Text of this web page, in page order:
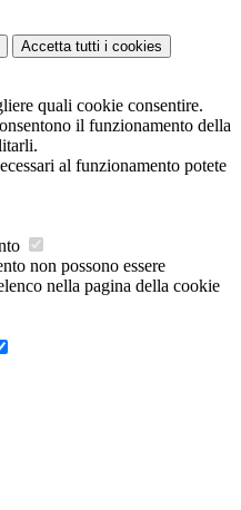
Accetta tutti i cookies
quali cookie consentire.
il funzionamento della
al funzionamento potete
non possono essere
nella pagina della cookie